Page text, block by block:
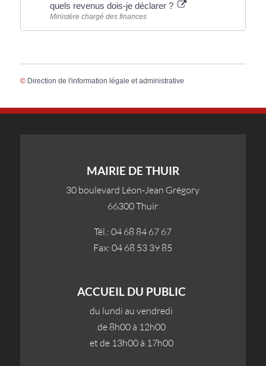
quels revenus dois-je déclarer ?
Ministère chargé des finances
© Direction de l'information légale et administrative
MAIRIE DE THUIR
30 boulevard Léon-Jean Grégory
66300 Thuir
Tél.: 04 68 84 67 67
Fax: 04 68 53 39 85
ACCUEIL DU PUBLIC
du lundi au vendredi
de 8h00 à 12h00
et de 13h00 à 17h00